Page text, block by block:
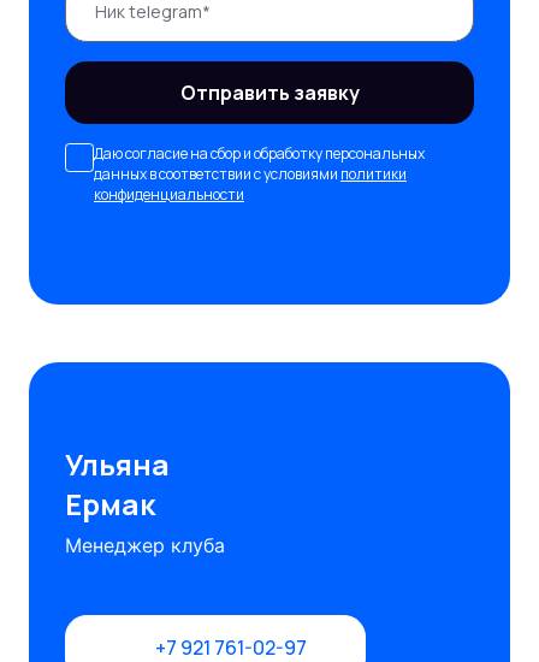
Ульяна
Ермак
Менеджер клуба
+7 921 761-02-97
Отправить заявку
Даю согласие на сбор и обработку персональных
данных в соответствии с условиями политики
конфиденциальности